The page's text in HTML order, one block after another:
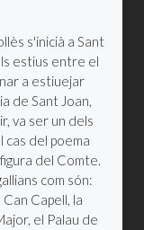
s'inicià a Sant
estius entre el
a estiuejar
de Sant Joan,
va ser un dels
cas del poema
del Comte.
com són:
Capell, la
el Palau de